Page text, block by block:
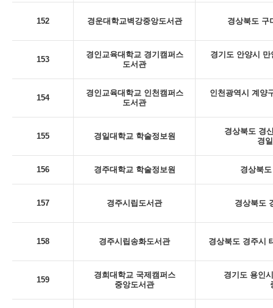
152 경운대학교벽강중앙도서관 경상북도 구
153
경인교육대학교 경기캠퍼스
도서관
경기도 안양시
154
경인교육대학교 인천캠퍼스
도서관
인천광역시 계양
155 경일대학교 학술정보원
경상북도 경
경
156 경주대학교 학술정보원 경상북
157 경주시립도서관 경상북도
158 경주시립송화도서관 경상북도 경주시
159
경희대학교 국제캠퍼스
중앙도서관
경기도 용인